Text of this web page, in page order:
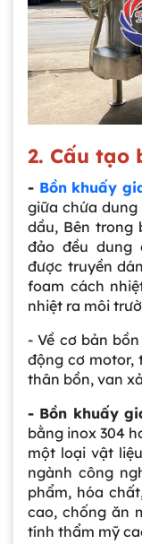
2. Cấu tạo
- Bồn khuấy
giữa chứa
dầu, Bên trong
đảo đều dung
được truyền
foam cách
nhiệt ra môi
- Về cơ bản
động cơ motor,
thân bồn, van
- Bồn khuấy
bằng inox 304
một loại vật
ngành công
phẩm, hóa
cao, chống ăn
tính thẩm mỹ